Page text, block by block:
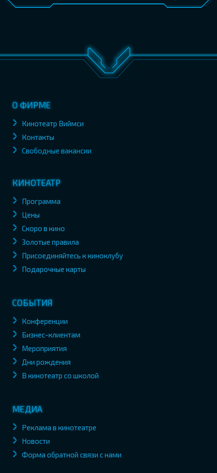
О ФИРМЕ
Кинотеатр Виймси
Контакты
Свободные вакансии
КИНОТЕАТР
Программа
Цены
Скоро в кино
Золотые правила
Присоединяйтесь к киноклубу
Подарочные карты
СОБЫТИЯ
Конференции
Бизнес-клиентам
Мероприятия
Дни рождения
В кинотеатр со школой
МЕДИА
Реклама в кинотеатре
Новости
Форма обратной связи с нами